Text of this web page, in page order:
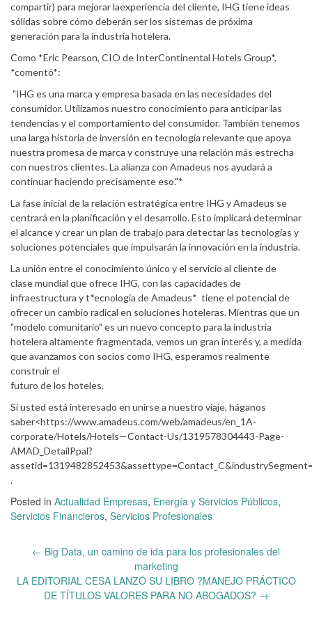
compartir) para mejorar laexperiencia del cliente, IHG tiene ideas
sólidas sobre cómo deberán ser los sistemas de próxima
generación para la industria hotelera.
Como *Eric Pearson, CIO de InterContinental Hotels Group*,
*comentó*:
"IHG es una marca y empresa basada en las necesidades del
consumidor. Utilizamos nuestro conocimiento para anticipar las
tendencias y el comportamiento del consumidor. También tenemos
una larga historia de inversión en tecnología relevante que apoya
nuestra promesa de marca y construye una relación más estrecha
con nuestros clientes. La alianza con Amadeus nos ayudará a
continuar haciendo precisamente eso."*
La fase inicial de la relación estratégica entre IHG y Amadeus se
centrará en la planificación y el desarrollo. Esto implicará determinar
el alcance y crear un plan de trabajo para detectar las tecnologías y
soluciones potenciales que impulsarán la innovación en la industria.
La unión entre el conocimiento único y el servicio al cliente de
clase mundial que ofrece IHG, con las capacidades de
infraestructura y t*ecnología de Amadeus* tiene el potencial de
ofrecer un cambio radical en soluciones hoteleras. Mientras que un
"modelo comunitario" es un nuevo concepto para la industria
hotelera altamente fragmentada, vemos un gran interés y, a medida
que avanzamos con socios como IHG, esperamos realmente
construir el
futuro de los hoteles.
Si usted está interesado en unirse a nuestro viaje, háganos
saber<https://www.amadeus.com/web/amadeus/en_1A-
corporate/Hotels/Hotels—Contact-Us/1319578304443-Page-
AMAD_DetailPpal?
.
Posted in Actualidad Empresas, Energía y Servicios Públicos,
Servicios Financieros, Servicios Profesionales
Post← Big Data, un camino de ida para los profesionales del
marketing
LA EDITORIAL CESA LANZÓ SU LIBRO ?MANEJO PRÁCTICO
DE TÍTULOS VALORES PARA NO ABOGADOS? →